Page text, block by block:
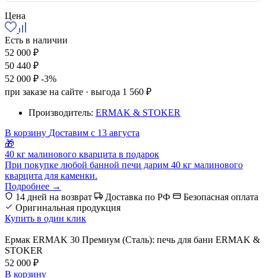
Цена
Есть в наличии
52 000 ₽
50 440 ₽
52 000 ₽ -3%
при заказе на сайте · выгода 1 560 ₽
Производитель: ERMAK & STOKER
В корзину Доставим с 13 августа
🎁
40 кг малинового кварцита в подарок
При покупке любой банной печи дарим 40 кг малинового
кварцита для каменки.
Подробнее →
14 дней на возврат
Доставка по РФ
Безопасная оплата
Оригинальная продукция
Купить в один клик
Ермак ERMAK 30 Премиум (Сталь): печь для бани ERMAK &
STOKER
52 000 ₽
В корзину